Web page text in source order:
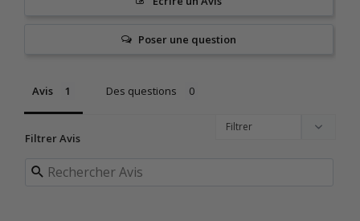
Poser une question
Avis Des questions
Filtrer Avis